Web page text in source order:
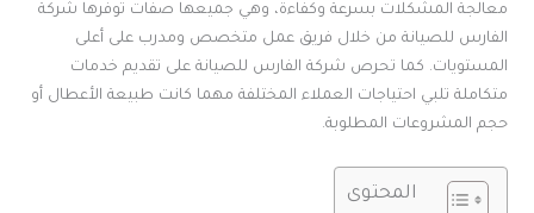
معالجة المشكلات بسرعة وكفاءة، وهي جميعها صفات توفرها شركة
الفارس للصيانة من خلال فريق عمل متخصص ومدرب على أعلى
المستويات. كما تحرص شركة الفارس للصيانة على تقديم خدمات
متكاملة تلبي احتياجات العملاء المختلفة مهما كانت طبيعة الأعطال أو
حجم المشروعات المطلوبة.
المحتوى